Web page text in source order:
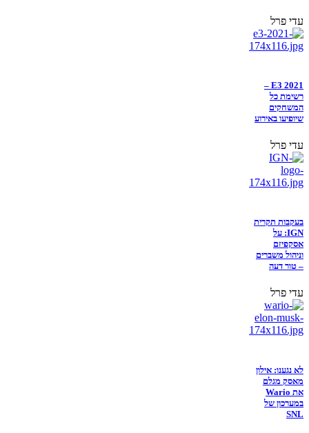
עדי פרל
E3 2021 –
רשימת כל
המשחקים
שיופיעו באירוע
עדי פרל
בעקבות תקרית
IGN: על
אסקפיזם
וניהול משברים
– טור דעה
עדי פרל
לא נגענו: אילון
מאסק מגלם
את Wario
במערכון של
SNL